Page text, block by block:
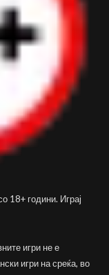
18+ години. Играј
игри не е
игри на среќа, во